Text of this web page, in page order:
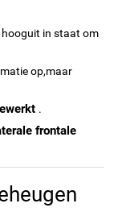
hooguit in staat om
op,maar
.
frontale